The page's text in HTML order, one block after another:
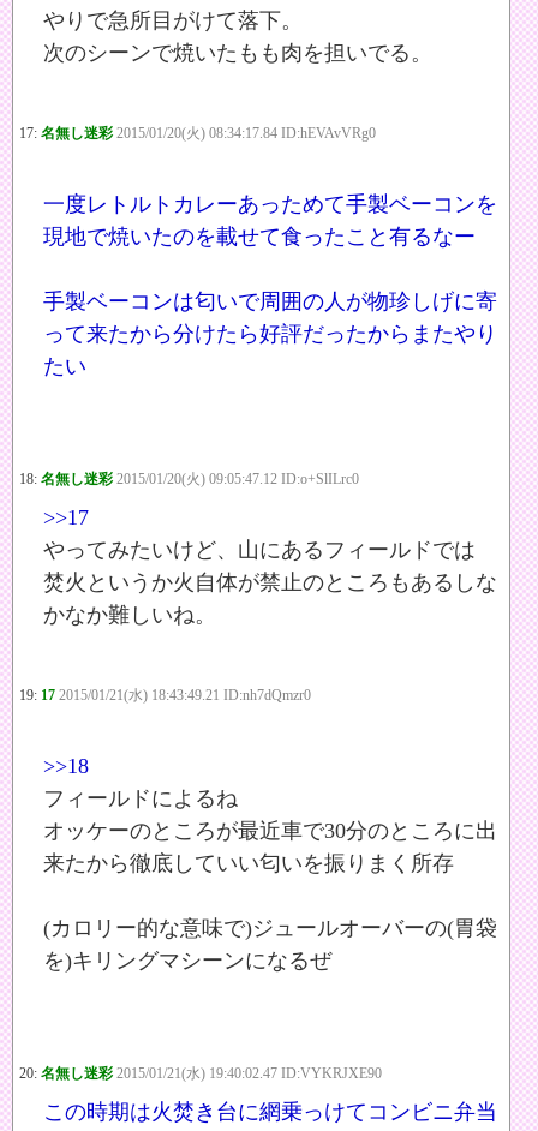
やりで急所目がけて落下。
次のシーンで焼いたもも肉を担いでる。
17: 名無し迷彩 2015/01/20(火) 08:34:17.84 ID:hEVAvVRg0
一度レトルトカレーあっためて手製ベーコンを
現地で焼いたのを載せて食ったこと有るなー
手製ベーコンは匂いで周囲の人が物珍しげに寄
って来たから分けたら好評だったからまたやり
たい
18: 名無し迷彩 2015/01/20(火) 09:05:47.12 ID:o+SlILrc0
>>17
やってみたいけど、山にあるフィールドでは
焚火というか火自体が禁止のところもあるしな
かなか難しいね。
19: 17 2015/01/21(水) 18:43:49.21 ID:nh7dQmzr0
>>18
フィールドによるね
オッケーのところが最近車で30分のところに出
来たから徹底していい匂いを振りまく所存
(カロリー的な意味で)ジュールオーバーの(胃袋
を)キリングマシーンになるぜ
20: 名無し迷彩 2015/01/21(水) 19:40:02.47 ID:VYKRJXE90
この時期は火焚き台に網乗っけてコンビニ弁当